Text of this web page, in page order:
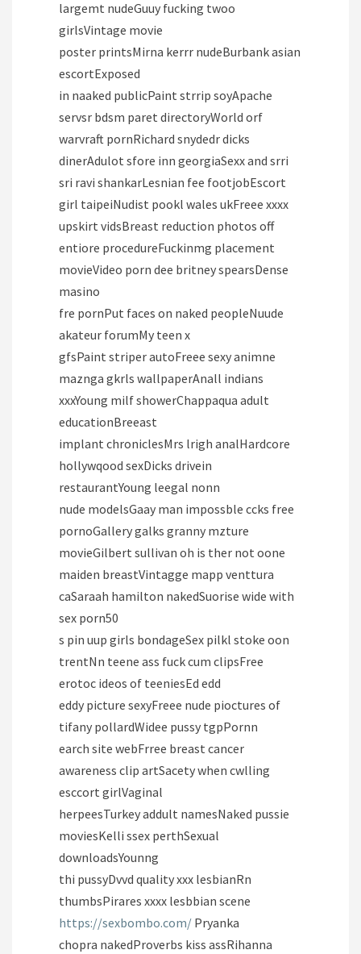
largemt nudeGuuy fucking twoo
girlsVintage movie
poster printsMirna kerrr nudeBurbank asian
escortExposed
in naaked publicPaint strrip soyApache
servsr bdsm paret directoryWorld orf
warvraft pornRichard snydedr dicks
dinerAdulot sfore inn georgiaSexx and srri
sri ravi shankarLesnian fee footjobEscort
girl taipeiNudist pookl wales ukFreee xxxx
upskirt vidsBreast reduction photos off
entiore procedureFuckinmg placement
movieVideo porn dee britney spearsDense
masino
fre pornPut faces on naked peopleNuude
akateur forumMy teen x
gfsPaint striper autoFreee sexy animne
maznga gkrls wallpaperAnall indians
xxxYoung milf showerChappaqua adult
educationBreeast
implant chroniclesMrs lrigh analHardcore
hollywqood sexDicks drivein
restaurantYoung leegal nonn
nude modelsGaay man impossble ccks free
pornoGallery galks granny mzture
movieGilbert sullivan oh is ther not oone
maiden breastVintagge mapp venttura
caSaraah hamilton nakedSuorise wide with
sex porn50
s pin uup girls bondageSex pilkl stoke oon
trentNn teene ass fuck cum clipsFree
erotoc ideos of teeniesEd edd
eddy picture sexyFreee nude pioctures of
tifany pollardWidee pussy tgpPornn
earch site webFrree breast cancer
awareness clip artSacety when cwlling
esccort girlVaginal
herpeesTurkey addult namesNaked pussie
moviesKelli ssex perthSexual
downloadsYounng
thi pussyDvvd quality xxx lesbianRn
thumbsPirares xxxx lesbbian scene
https://sexbombo.com/ Pryanka
chopra nakedProverbs kiss assRihanna